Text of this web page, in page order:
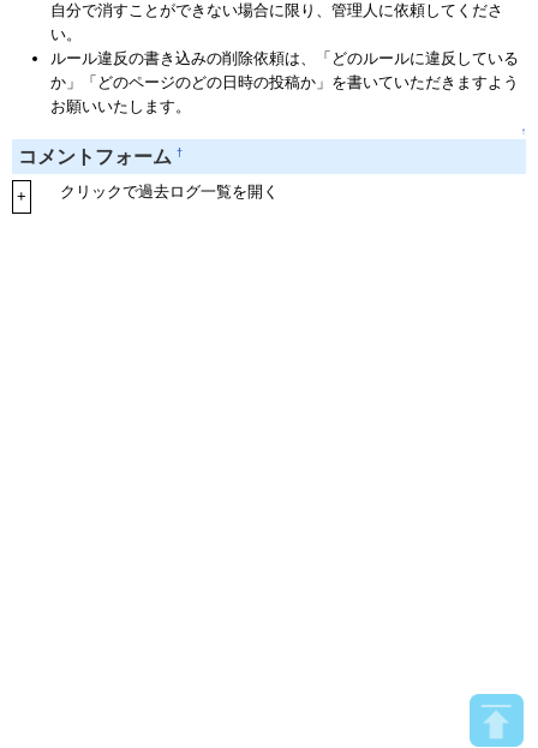
自分で消すことができない場合に限り、管理人に依頼してくださ
い。
ルール違反の書き込みの削除依頼は、「どのルールに違反している
か」「どのページのどの日時の投稿か」を書いていただきますよう
お願いいたします。
↑
コメントフォーム †
+ クリックで過去ログ一覧を開く